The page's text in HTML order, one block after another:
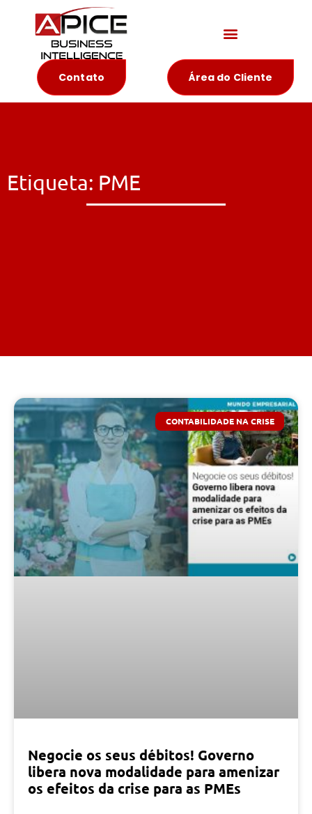
Contato Área do Cliente
Etiqueta: PME
CONTABILIDADE NA CRISE
Negocie os seus débitos! Governo
libera nova modalidade para amenizar
os efeitos da crise para as PMEs